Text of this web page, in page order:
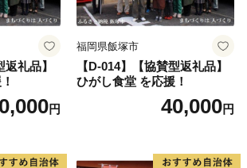
返礼品】
円
福岡県飯塚市
【D-014】【協賛型返礼品】
ひがし食堂 を応援！
40,000円